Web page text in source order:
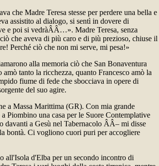
che Madre Teresa stesse per perdere una bella e
assistito al dialogo, si sentì in dovere di
e poi si vedràÂÂ…». Madre Teresa, senza
che aveva di più caro e di più prezioso, chiuse il
Perché ciò che non mi serve, mi pesa!»
alla memoria ciò che San Bonaventura
tanto la ricchezza, quanto Francesco amò la
fiume di fede che sbocciava in opere di
del suo agire.
a Massa Marittima (GR). Con mia grande
Piombino una casa per le Suore Contemplative
davanti a Gesù nel Tabernacolo ÂÂ– mi disse
bontà. Ci vogliono cuori puri per accogliere
all'Isola d'Elba per un secondo incontro di